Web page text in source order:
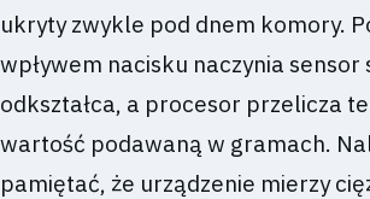
ukryty zwykle pod dnem komory.
wpływem nacisku naczynia sensor
odkształca, a procesor przelicza
wartość podawaną w gramach.
pamiętać, że urządzenie mierzy